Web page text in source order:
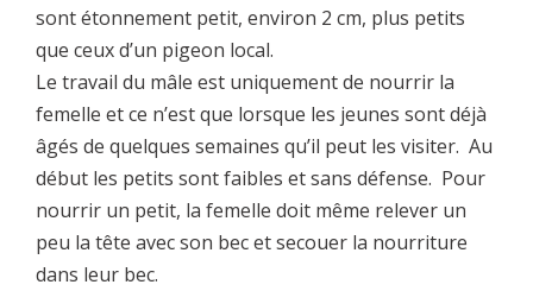
sont étonnement petit, environ 2 cm, plus petits
que ceux d’un pigeon local.
Le travail du mâle est uniquement de nourrir la
femelle et ce n’est que lorsque les jeunes sont déjà
âgés de quelques semaines qu’il peut les visiter. Au
début les petits sont faibles et sans défense. Pour
nourrir un petit, la femelle doit même relever un
peu la tête avec son bec et secouer la nourriture
dans leur bec.